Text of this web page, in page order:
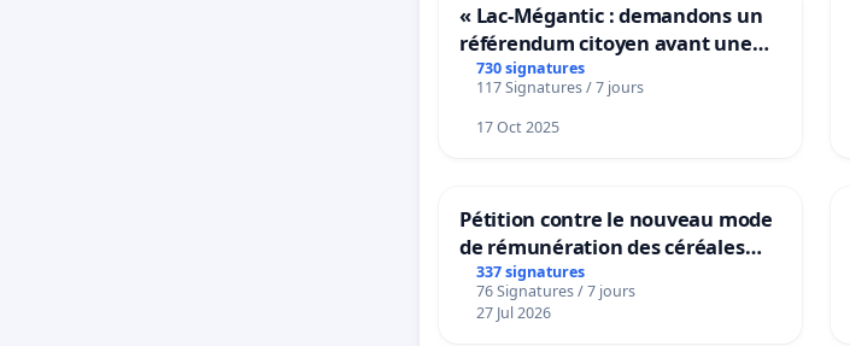
« Lac-Mégantic : demandons un
référendum citoyen avant une
transformation irréversible de
notre territoire »
730 signatures
117 Signatures / 7 jours
17 Oct 2025
Pétition contre le nouveau mode
de rémunération des céréales
panifiables de Swiss granum basé
sur la teneur en protéines
337 signatures
76 Signatures / 7 jours
27 Jul 2026